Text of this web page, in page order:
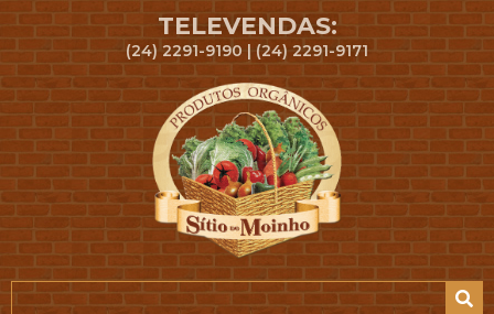
TELEVENDAS:
(24) 2291-9190 | (24) 2291-9171